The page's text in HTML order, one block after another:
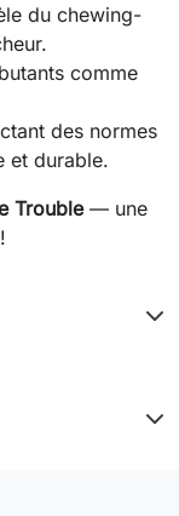
du chewing-
comme
des normes
et durable.
Trouble— une